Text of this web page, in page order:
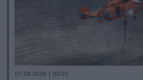
07.08.2026 | 00:02